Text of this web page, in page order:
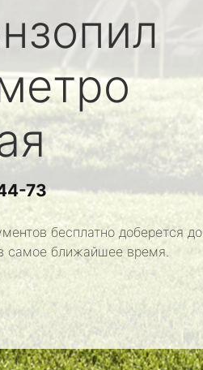
73
бесплатно доберется до
самое ближайшее время.